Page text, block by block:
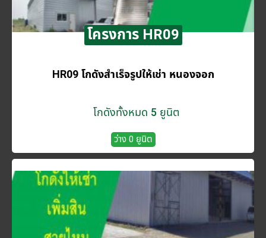
โครงการ HR09
HR09 โกดังสำเร็จรูปให้เช่า หนองจอก
โกดังทั้งหมด 5 ยูนิต
ว่าง 0 ยูนิต